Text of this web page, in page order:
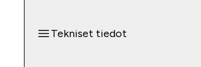
Tekniset tiedot